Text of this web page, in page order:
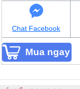
Chat Facebook